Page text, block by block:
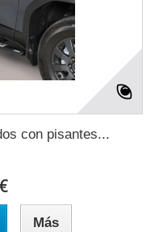
con pisantes...
Más